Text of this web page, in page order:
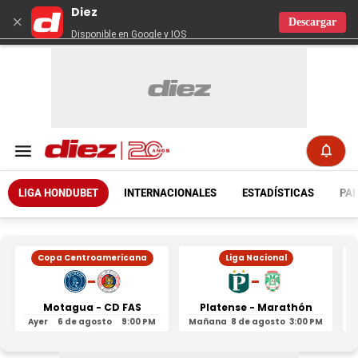
×
Diez
Disponible en Google y IOS
Descargar
LIGA HONDUBET INTERNACIONALES ESTADÍSTICAS
Copa Centroamericana
-
Motagua - CD FAS
Ayer 6 de agosto 9:00 PM
Liga Nacional
-
Platense - Marathón
Mañana 8 de agosto 3:00 PM